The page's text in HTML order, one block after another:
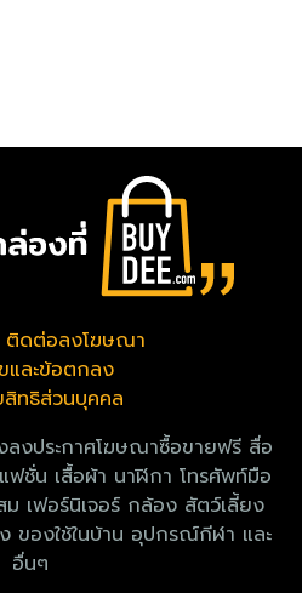
ติดต่อลงโฆษณา
และข้อตกลง
สิทธิส่วนบุคคล
ลงประกาศโฆษณาซื้อขายฟรี สื่อ
ฟชั่น เสื้อผ้า นาฬิกา โทรศัพท์มือ
เฟอร์นิเจอร์ กล้อง สัตว์เลี้ยง
ของใช้ในบ้าน อุปกรณ์กีฬา และ
อื่นๆ